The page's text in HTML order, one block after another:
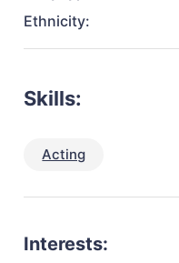
Ethnicity:
Skills:
Acting
Interests: